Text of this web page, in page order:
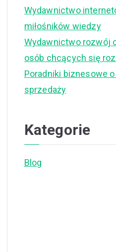
Wydawnictwo
miłośników wiedzy
Wydawnictwo rozwój
osób chcących się
Poradniki biznesowe
sprzedaży
Kategorie
Blog